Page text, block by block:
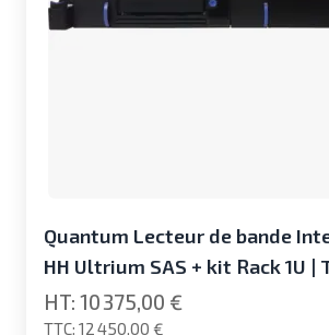
Quantum Lecteur de bande
HH Ultrium SAS + kit Rack 1U |
12 450,00 €
10 375,00 €